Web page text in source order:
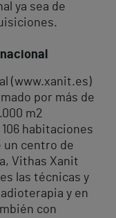
ya sea de
(www.xanit.es)
por más de
m2
habitaciones
un centro de
Vithas Xanit
las técnicas y
y en
con